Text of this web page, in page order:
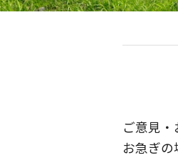
ご意見
お急ぎの